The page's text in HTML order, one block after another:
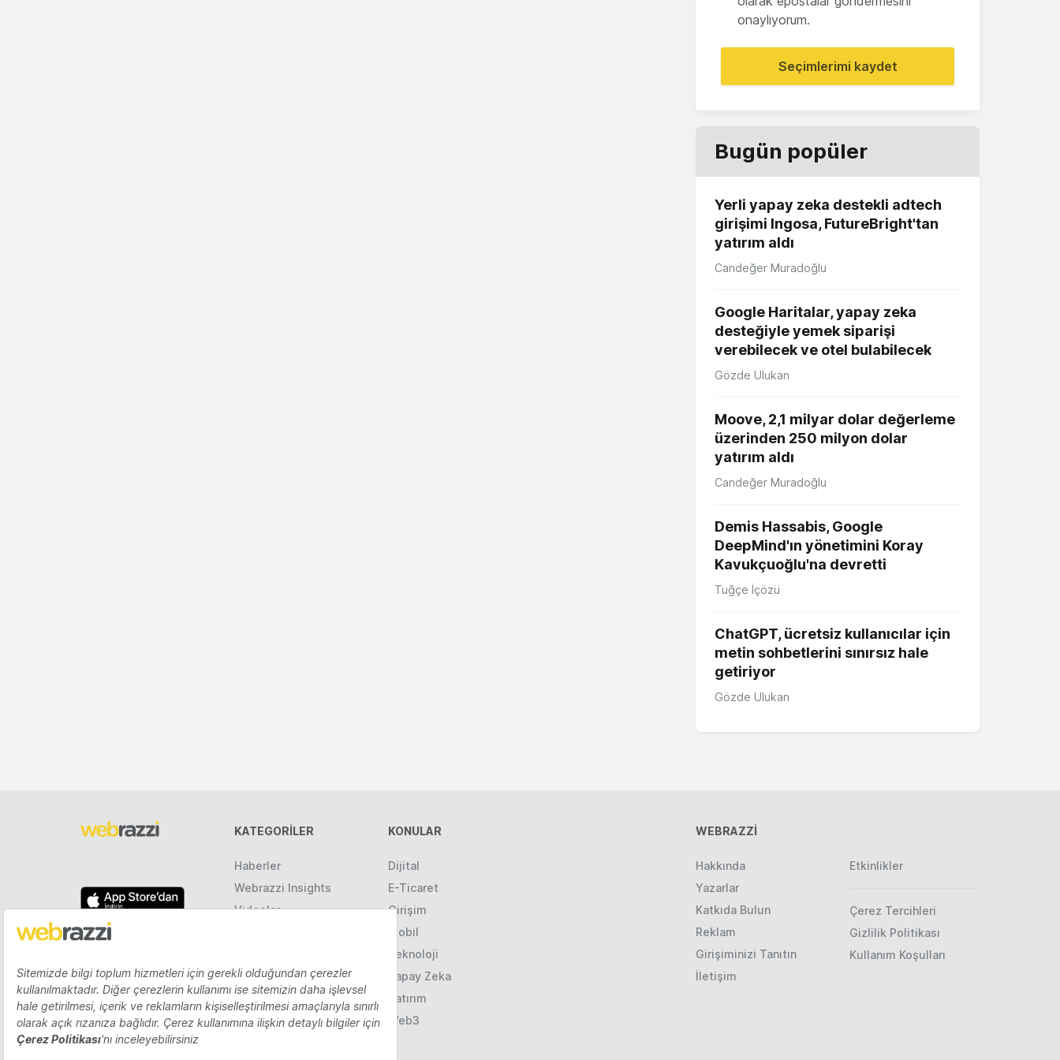
onaylıyorum.
Seçimlerimi kaydet
Bugün popüler
Yerli yapay zeka destekli adtech
girişimi Ingosa, FutureBright'tan
yatırım aldı
Candeğer Muradoğlu
Google Haritalar, yapay zeka
desteğiyle yemek siparişi
verebilecek ve otel bulabilecek
Gözde Ulukan
Moove, 2,1 milyar dolar değerleme
üzerinden 250 milyon dolar
yatırım aldı
Candeğer Muradoğlu
Demis Hassabis, Google
DeepMind'ın yönetimini Koray
Kavukçuoğlu'na devretti
Tuğçe İçözü
ChatGPT, ücretsiz kullanıcılar için
metin sohbetlerini sınırsız hale
getiriyor
Gözde Ulukan
KATEGORILER
Haberler
Webrazzi Insights
Videolar
KONULAR
Dijital
E-Ticaret
Girişim
Mobil
Teknoloji
Yapay Zeka
Yatırım
Web3
WEBRAZZİ
Hakkında
Yazarlar
Katkıda Bulun
Reklam
Girişiminizi Tanıtın
İletişim
Etkinlikler
Çerez Tercihleri
Gizlilik Politikası
Kullanım Koşulları